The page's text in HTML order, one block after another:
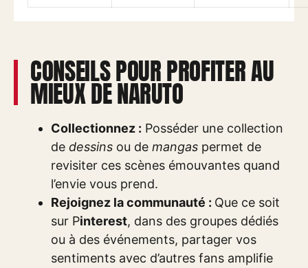
CONSEILS POUR PROFITER AU
MIEUX DE NARUTO
Collectionnez : Posséder une collection
de dessins ou de mangas permet de
revisiter ces scènes émouvantes quand
l’envie vous prend.
Rejoignez la communauté : Que ce soit
sur Pinterest, dans des groupes dédiés
ou à des événements, partager vos
sentiments avec d’autres fans amplifie